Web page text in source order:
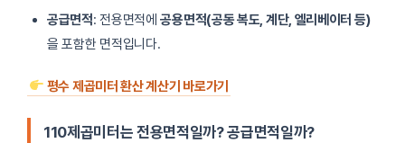
공급면적: 전용면적에공용면적(공동 복도, 계단, 엘리베이터 등)
을 포함한 면적입니다.
평수 제곱미터 환산 계산기 바로가기
110제곱미터는 전용면적일까? 공급면적일까?